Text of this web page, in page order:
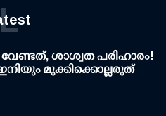
ശാശ്വത പരിഹാരം!
മുക്കിക്കൊല്ലരുത്